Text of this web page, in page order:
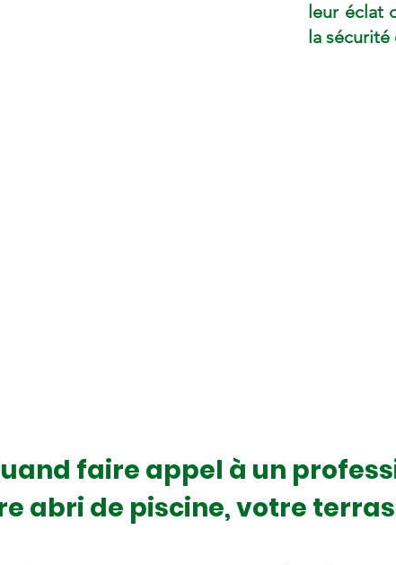
leur éclat
la
faire appel à un
abri de piscine, votre